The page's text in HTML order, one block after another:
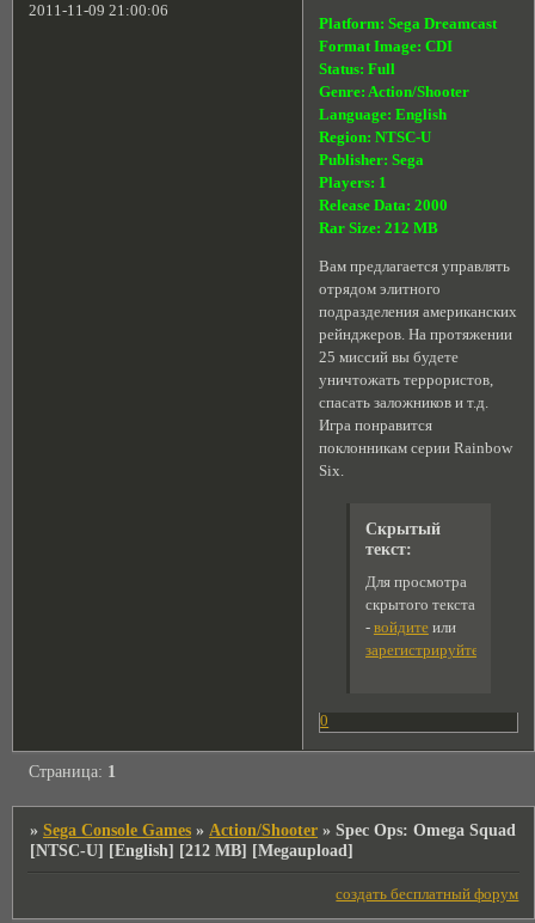
2011-11-09 21:00:06
Platform: Sega Dreamcast
Format Image: CDI
Status: Full
Genre: Action/Shooter
Language: English
Region: NTSC-U
Publisher: Sega
Players: 1
Release Data: 2000
Rar Size: 212 MB
Вам предлагается управлять
отрядом элитного
подразделения американских
рейнджеров. На протяжении
25 миссий вы будете
уничтожать террористов,
спасать заложников и т.д.
Игра понравится
поклонникам серии Rainbow
Six.
Скрытый
текст:
Для просмотра
скрытого текста
- войдитеили
зарегистрируйтесь
0
Страница: 1
»Sega Console Games » Action/Shooter »Spec Ops: Omega Squad
[NTSC-U] [English] [212 MB] [Megaupload]
создать бесплатный форум